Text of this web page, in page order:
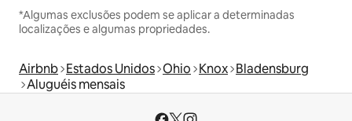
*Algumas exclusões podem se aplicar a determinadas
localizações e algumas propriedades.
Airbnb Estados Unidos Ohio Knox Bladensburg
Aluguéis mensais